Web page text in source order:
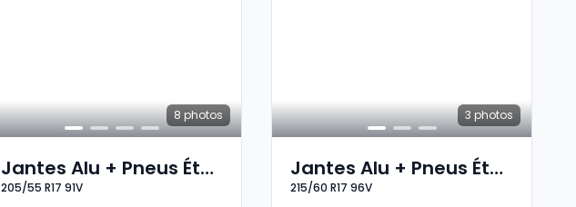
8 photos
Jantes Alu + Pneus Été
17 205/55 R17 91V
205/55 R17 91V
3 photos
Jantes Alu + Pneus Été
17 215/60 R17 96V
215/60 R17 96V